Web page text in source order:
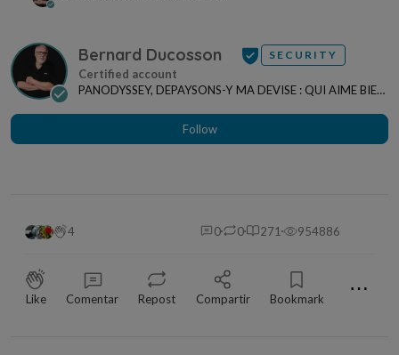
Bernard Ducosson SECURITY
PANODYSSEY, DEPAYSONS-Y MA DEVISE : QUI AIME BIEN,
Follow
4 0 0 271 954886
Like Comentar Repost Compartir Bookmark ⋯